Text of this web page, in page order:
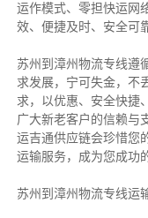
运作模式、零担快运网
效、便捷及时、安全可
苏州到漳州物流专线遵
求发展，宁可失金，不
求，以优惠、安全快捷
广大新老客户的信赖与
运吉通供应链会珍惜您
运输服务，成为您成功
苏州到漳州物流专线运